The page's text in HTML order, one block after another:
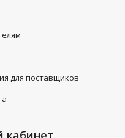
для поставщиков
кабинет